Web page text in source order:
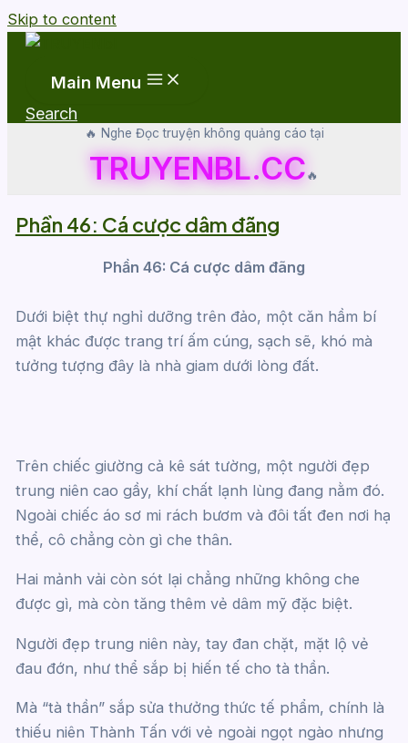
Skip to content
Main Menu
Search
🔥 Nghe Đọc truyện không quảng cáo tại
TRUYENBL.CC🔥
Phần 46: Cá cược dâm đãng
Phần 46: Cá cược dâm đãng
Dưới biệt thự nghỉ dưỡng trên đảo, một căn hầm bí
mật khác được trang trí ấm cúng, sạch sẽ, khó mà
tưởng tượng đây là nhà giam dưới lòng đất.
Trên chiếc giường cả kê sát tường, một người đẹp
trung niên cao gầy, khí chất lạnh lùng đang nằm đó.
Ngoài chiếc áo sơ mi rách bươm và đôi tất đen nơi hạ
thể, cô chẳng còn gì che thân.
Hai mảnh vải còn sót lại chẳng những không che
được gì, mà còn tăng thêm vẻ dâm mỹ đặc biệt.
Người đẹp trung niên này, tay đan chặt, mặt lộ vẻ
đau đớn, như thể sắp bị hiến tế cho tà thần.
Mà “tà thần” sắp sửa thưởng thức tế phẩm, chính là
thiếu niên Thành Tấn với vẻ ngoài ngọt ngào nhưng